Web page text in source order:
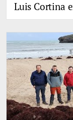
Luis Cortina